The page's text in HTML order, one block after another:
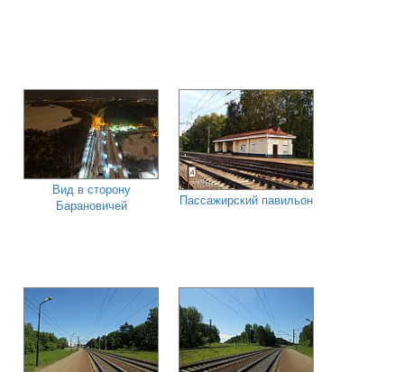
Вид в сторону
Барановичей
Пассажирский павильон